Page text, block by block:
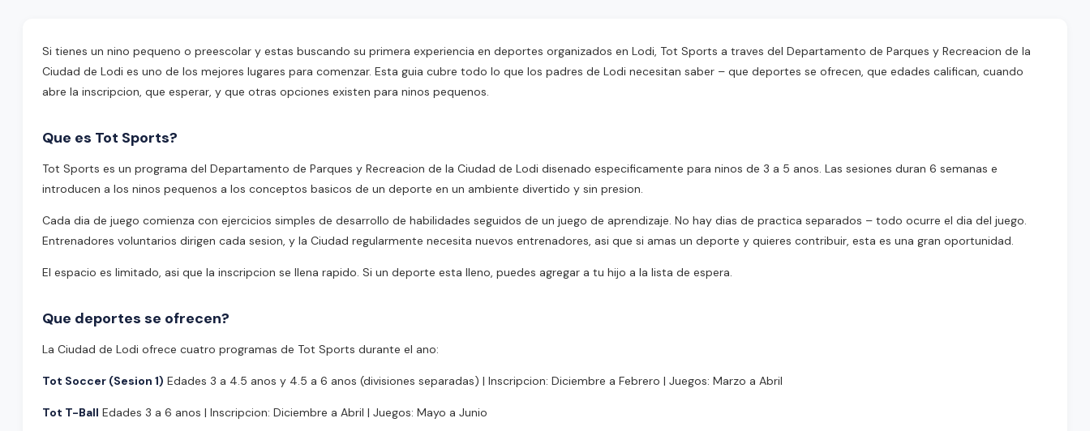
Si tienes un nino pequeno o preescolar y estas buscando su primera experiencia en deportes organizados en Lodi, Tot Sports a traves del Departamento de Parques y Recreacion de la
Ciudad de Lodi es uno de los mejores lugares para comenzar. Esta guia cubre todo lo que los padres de Lodi necesitan saber – que deportes se ofrecen, que edades califican, cuando
abre la inscripcion, que esperar, y que otras opciones existen para ninos pequenos.
Que es Tot Sports?
Tot Sports es un programa del Departamento de Parques y Recreacion de la Ciudad de Lodi disenado especificamente para ninos de 3 a 5 anos. Las sesiones duran 6 semanas e
introducen a los ninos pequenos a los conceptos basicos de un deporte en un ambiente divertido y sin presion.
Cada dia de juego comienza con ejercicios simples de desarrollo de habilidades seguidos de un juego de aprendizaje. No hay dias de practica separados – todo ocurre el dia del juego.
Entrenadores voluntarios dirigen cada sesion, y la Ciudad regularmente necesita nuevos entrenadores, asi que si amas un deporte y quieres contribuir, esta es una gran oportunidad.
El espacio es limitado, asi que la inscripcion se llena rapido. Si un deporte esta lleno, puedes agregar a tu hijo a la lista de espera.
Que deportes se ofrecen?
La Ciudad de Lodi ofrece cuatro programas de Tot Sports durante el ano:
Tot Soccer (Sesion 1) Edades 3 a 4.5 anos y 4.5 a 6 anos (divisiones separadas) | Inscripcion: Diciembre a Febrero | Juegos: Marzo a Abril
Tot T-Ball Edades 3 a 6 anos | Inscripcion: Diciembre a Abril | Juegos: Mayo a Junio